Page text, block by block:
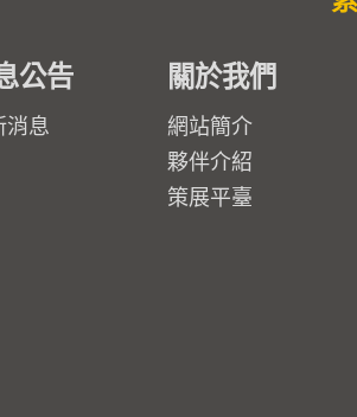
公告
消息
關於我們
網站簡介
夥伴介紹
策展平臺